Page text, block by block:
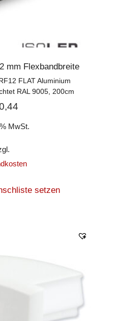
mm Flexbandbreite
FLAT Aluminium
RAL 9005, 200cm
MwSt.
setzen